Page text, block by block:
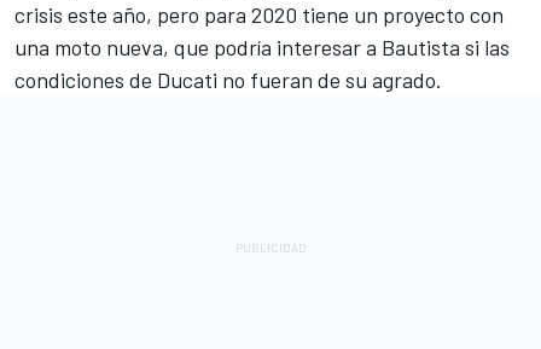
crisis este año, pero para 2020 tiene un proyecto con
una moto nueva, que podría interesar a Bautista si las
condiciones de Ducati no fueran de su agrado.